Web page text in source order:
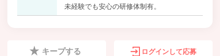
未経験でも安心の研修体制有。
キープする ログインして応募